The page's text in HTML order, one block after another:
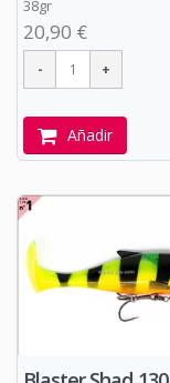
38gr
20,90 €
Añadir